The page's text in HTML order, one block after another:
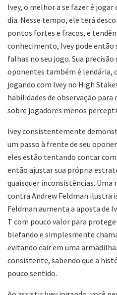
Ivey, o melhor a se fazer é
dia. Nesse tempo, ele terá
pontos fortes e fracos, e
conhecimento, Ivey pode então
falhas no seu jogo. Sua
oponentes também é lendária,
jogando com Ivey no High
habilidades de observação
sobre jogadores menos
Ivey consistentemente
um passo à frente de seu
eles estão tentando contar com
então ajustar sua própria
quaisquer inconsistências. Uma
contra Andrew Feldman ilustra
Feldman aumenta a aposta de
T com pouco valor para
blefando e simplesmente
evitando cair em uma
consistente, sabendo que a
pouco sentido.